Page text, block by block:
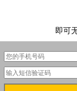
即可